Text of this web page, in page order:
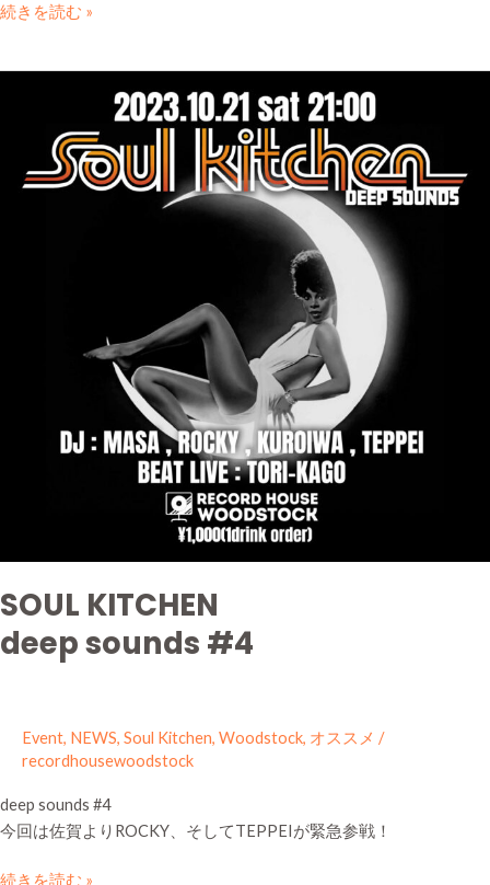
続きを読む »
SOUL KITCHEN
deep sounds #4
Event, NEWS, Soul Kitchen, Woodstock, オススメ /
recordhousewoodstock
deep sounds #4
今回は佐賀よりROCKY、そしてTEPPEIが緊急参戦！
続きを読む »